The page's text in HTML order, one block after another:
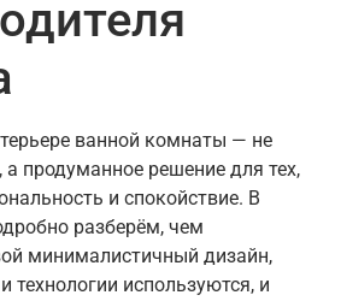
ванной комнаты — не
а продуманное решение для тех,
и спокойствие. В
разберём, чем
минималистичный дизайн,
технологии используются, и